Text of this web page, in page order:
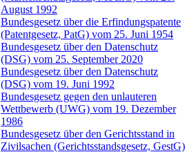
August 1992
Bundesgesetz über die Erfindungspatente
(Patentgesetz, PatG) vom 25. Juni 1954
Bundesgesetz über den Datenschutz
(DSG) vom 25. September 2020
Bundesgesetz über den Datenschutz
(DSG) vom 19. Juni 1992
Bundesgesetz gegen den unlauteren
Wettbewerb (UWG) vom 19. Dezember
1986
Bundesgesetz über den Gerichtsstand in
Zivilsachen (Gerichtsstandsgesetz, GestG)